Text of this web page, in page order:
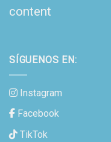
content
SÍGUENOS EN:
Instagram
Facebook
TikTok